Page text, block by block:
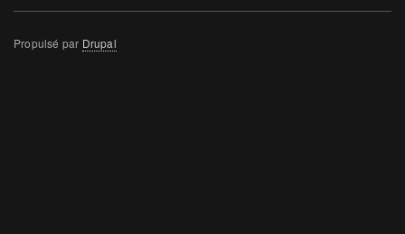
Propulsé par Drupal